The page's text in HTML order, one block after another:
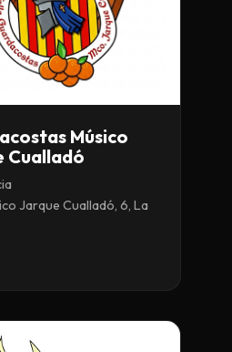
Músico
Cualladó
Jarque Cualladó, 6, La